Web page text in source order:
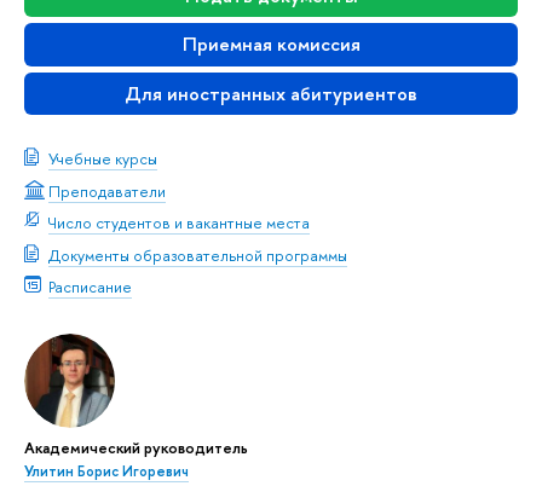
Приемная комиссия
Для иностранных абитуриентов
Учебные курсы
Преподаватели
Число студентов и вакантные места
Документы образовательной программы
Расписание
Академический руководитель
Улитин Борис Игоревич